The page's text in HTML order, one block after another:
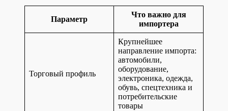
Параметр
Что важно для
импортера
Торговый профиль
Крупнейшее
направление импорта:
автомобили,
оборудование,
электроника, одежда,
обувь, спецтехника и
потребительские
товары